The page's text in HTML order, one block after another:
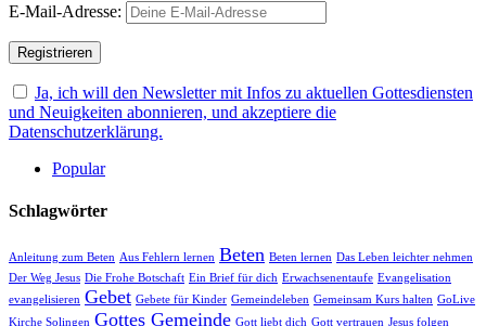
E-Mail-Adresse:
Ja, ich will den Newsletter mit Infos zu aktuellen Gottesdiensten
und Neuigkeiten abonnieren, und akzeptiere die
Datenschutzerklärung.
Popular
Schlagwörter
Anleitung zum Beten Aus Fehlern lernen Beten Beten lernen Das Leben leichter nehmen
Der Weg Jesus Die Frohe Botschaft Ein Brief für dich Erwachsenentaufe Evangelisation
evangelisieren Gebet Gebete für Kinder Gemeindeleben Gemeinsam Kurs halten GoLive
Kirche Solingen Gottes Gemeinde Gott liebt dich Gott vertrauen Jesus folgen